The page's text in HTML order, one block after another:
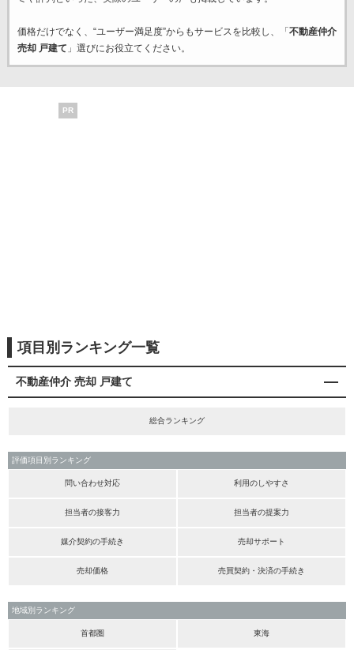
価格だけでなく、“ユーザー満足度”からもサービスを比較し、「 不動産仲介
売却 戸建て 」選びにお役立てください。
PR
項目別ランキング一覧
不動産仲介 売却 戸建て
総合ランキング
評価項目別ランキング
問い合わせ対応 利用のしやすさ
担当者の接客力 担当者の提案力
媒介契約の手続き 売却サポート
売却価格 売買契約・決済の手続き
地域別ランキング
首都圏 東海